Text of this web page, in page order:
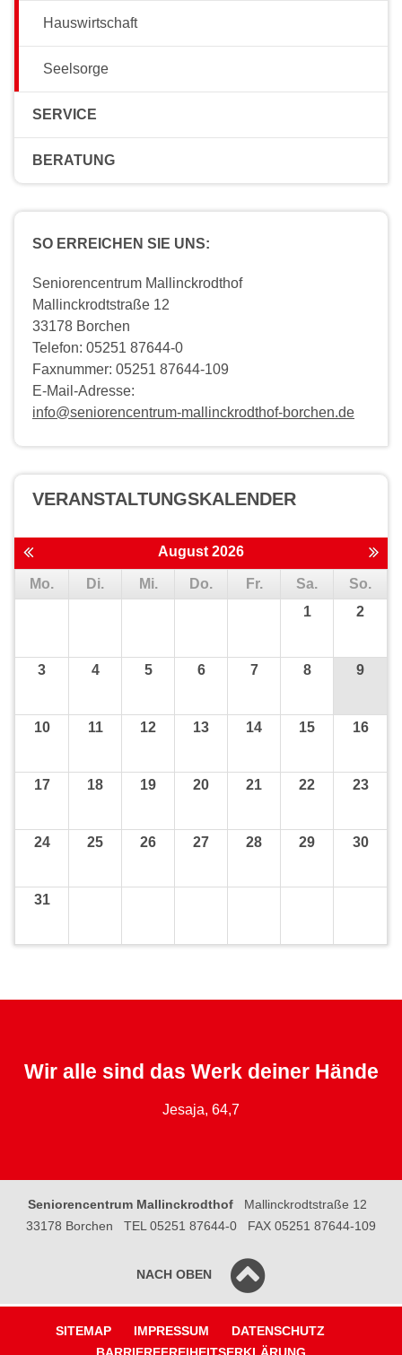
Hauswirtschaft
Seelsorge
SERVICE
BERATUNG
SO ERREICHEN SIE UNS:
Seniorencentrum Mallinckrodthof
Mallinckrodtstraße 12
33178 Borchen
Telefon: 05251 87644-0
Faxnummer: 05251 87644-109
E-Mail-Adresse:
info@seniorencentrum-mallinckrodthof-borchen.de
VERANSTALTUNGS­KALENDER
August 2026
Mo. Di. Mi. Do. Fr. Sa.
So.
1
2
3 4 5 6 7 8 9
10 11 12 13 14 15 16
17 18 19 20 21 22 23
24 25 26 27 28 29 30
31
Wir alle sind das Werk deiner Hände
Jesaja, 64,7
Seniorencentrum Mallinckrodthof
Mallinckrodtstraße 12
33178 Borchen
TEL 05251 87644-0 FAX 05251 87644-109
NACH OBEN
SITEMAP IMPRESSUM
DATENSCHUTZ